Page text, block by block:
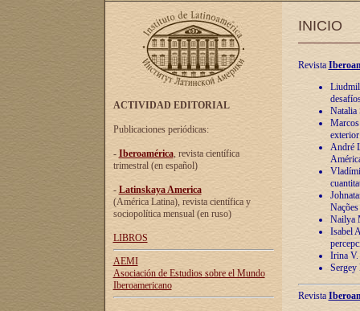
ACTIVIDAD EDITORIAL
Publicaciones periódicas:
- Iberoamérica, revista científica
trimestral (en español)
- Latinskaya America
(América Latina), revista científica y
sociopolítica mensual (en ruso)
LIBROS
AEMI
Asociación de Estudios sobre el Mundo
Iberoamericano
INICIO
Revista
Natalia
André
Nailya
Isabel
Irina V.
Sergey
Revista